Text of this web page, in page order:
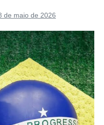
de maio de 2026